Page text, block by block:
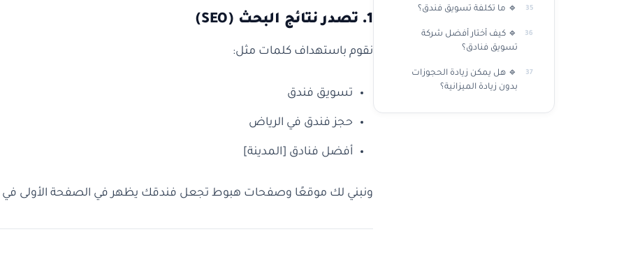
1. تصدر نتائج البحث (SEO)
نقوم باستهداف كلمات مثل:
تسويق فندق
حجز فندق في الرياض
أفضل فنادق [المدينة]
ونبني لك موقعًا وصفحات هبوط تجعل فندقك يظهر في الصفحة الأولى
🔹 ما تكلفة تسويق فندق؟
🔹 كيف أختار أفضل شركة
تسويق فنادق؟
🔹 هل يمكن زيادة الحجوزات
بدون زيادة الميزانية؟